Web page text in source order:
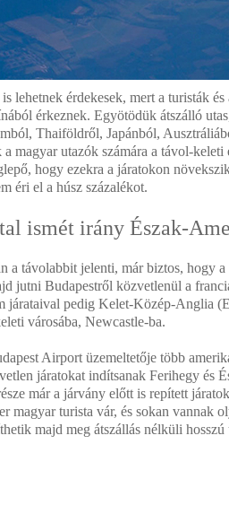
lehetnek érdekesek, mert a turisták
érkeznek. Egyötödük átszálló
Thaiföldről, Japánból,
magyar utazók számára a távol-keleti
hogy ezekra a járatokon
éri el a húsz százalékot.
ismét irány Észak-
a távolabbit jelenti, már biztos, hogy
jutni Budapestről közvetlenül a
járataival pedig Kelet-Közép-Anglia
városába, Newcastle-ba.
Airport üzemeltetője több
járatokat indítsanak Ferihegy és
már a járvány előtt is repített
magyar turista vár, és sokan vannak
majd meg átszállás nélküli